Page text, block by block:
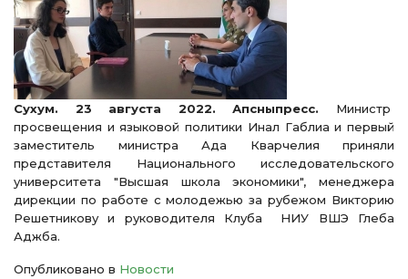
Сухум. 23 августа 2022. Апсныпресс. Министр
просвещения и языковой политики Инал Габлиа и первый
заместитель министра Ада Кварчелия приняли
представителя Национального исследовательского
университета "Высшая школа экономики", менеджера
дирекции по работе с молодежью за рубежом Викторию
Решетникову и руководителя Клуба НИУ ВШЭ Глеба
Аджба.
Опубликовано в Новости